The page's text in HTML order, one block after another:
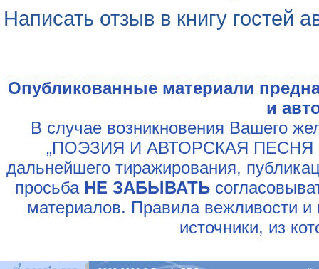
Написать отзыв в книгу гостей
Опубликованные материали
и
В случае возникновения Вашего
„ПОЭЗИЯ И АВТОРСКАЯ ПЕСНЯ
дальнейшего тиражирования,
просьба НЕ ЗАБЫВАТЬ
материалов. Правила вежливости и
источники, из